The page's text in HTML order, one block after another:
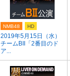
2019年5月15日（水）
チームBII「2番目のド
ア...
NMB48 HD